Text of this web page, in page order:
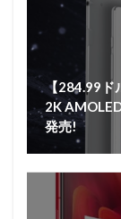
【284.99ド
2K
発売!